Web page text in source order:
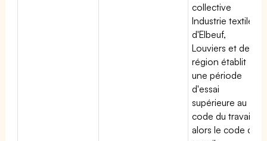
collective
Industrie textile
d'Elbeuf,
Louviers et de la
région établit
une période
d'essai
supérieure au
code du travail,
alors le code du